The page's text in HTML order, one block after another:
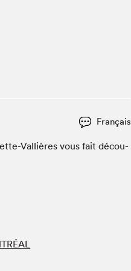
Français
Val­lières vous fait décou­